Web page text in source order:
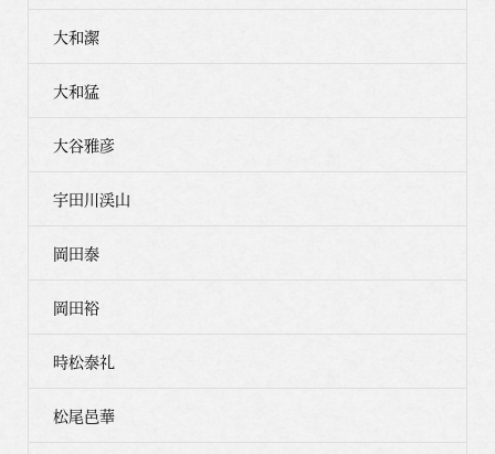
大和潔
大和猛
大谷雅彦
宇田川渓山
岡田泰
岡田裕
時松泰礼
松尾邑華